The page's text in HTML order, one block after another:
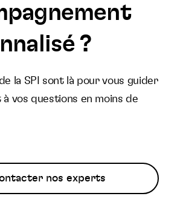
?
la SPI sont là pour vous guider
vos questions en moins de
nos experts